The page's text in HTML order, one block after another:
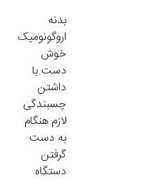
بدنه
اروگونومیک
خوش
دست با
داشتن
چسبندگی
لازم هنگام
به دست
گرفتن
دستگاه